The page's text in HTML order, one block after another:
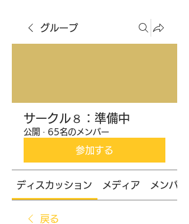
グループ
サークル８：準備中
公開 · 65名のメンバー
参加する
ディスカッション メディア メンバー
戻る